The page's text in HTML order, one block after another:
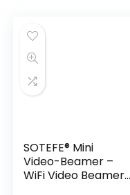
SOTEFE® Mini
Video-Beamer –
WiFi Video Beamer